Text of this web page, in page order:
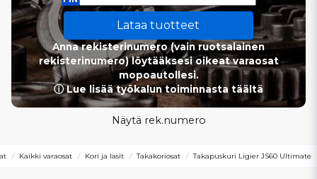
Lataa tuotteet
Anna rekisterinumero (vain ruotsalainen
rekisterinumero) löytääksesi oikeat varaosat
mopoautollesi.
ⓘ Lue lisää työkalun toiminnasta täältä
Näytä rek.numero
Kaikki varaosat Kori ja lasit Takakoriosat Takapuskuri Ligier JS60 Ultimate